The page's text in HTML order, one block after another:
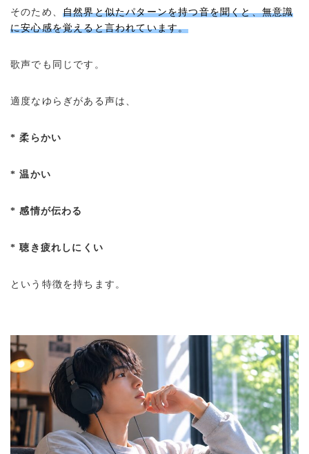
そのため、 自然界と似たパターンを持つ音を聞くと、無意識
に安心感を覚えると言われています。
歌声でも同じです。
適度なゆらぎがある声は、
* 柔らかい
* 温かい
* 感情が伝わる
* 聴き疲れしにくい
という特徴を持ちます。